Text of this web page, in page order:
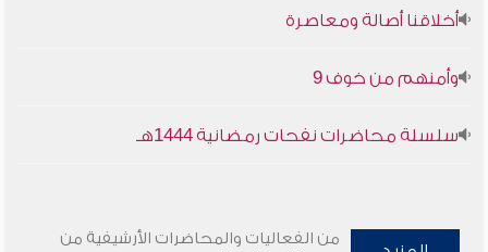
أخلاقنا أصالة ومعاصرة
وأمنهم من خوف 9
سلسلة محاضرات نفحات رمضانية 1444هـ
من الفعاليات والمحاضرات الأرشيفية من